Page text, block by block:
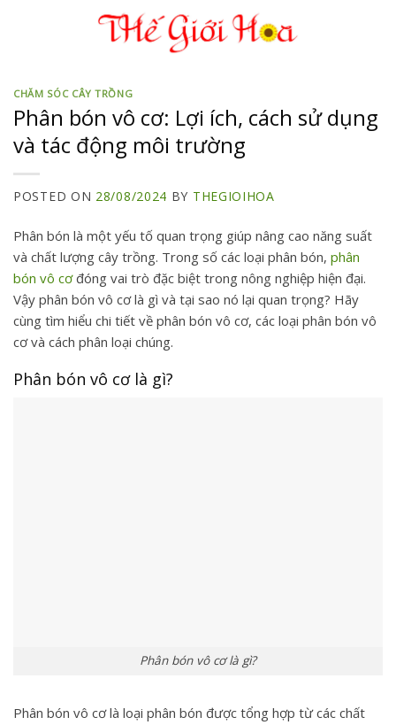
CHĂM SÓC CÂY TRỒNG
Phân bón vô cơ: Lợi ích, cách sử dụng
và tác động môi trường
POSTED ON 28/08/2024 BY THEGIOIHOA
Phân bón là một yếu tố quan trọng giúp nâng cao năng suất
và chất lượng cây trồng. Trong số các loại phân bón, phân
bón vô cơđóng vai trò đặc biệt trong nông nghiệp hiện đại.
Vậy phân bón vô cơ là gì và tại sao nó lại quan trọng? Hãy
cùng tìm hiểu chi tiết về phân bón vô cơ, các loại phân bón vô
cơ và cách phân loại chúng.
Phân bón vô cơ là gì?
Phân bón vô cơ là gì?
Phân bón vô cơ là loại phân bón được tổng hợp từ các chất